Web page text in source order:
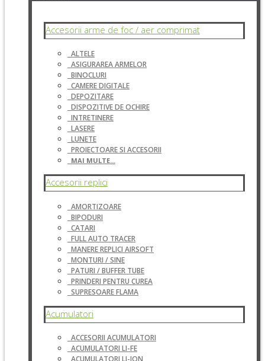
Accesorii arme de foc / aer comprimat
ALTELE
ASIGURAREA ARMELOR
BINOCLURI
CAMERE DIGITALE
DEPOZITARE
DISPOZITIVE DE OCHIRE
INTRETINERE
LASERE
LUNETE
PROIECTOARE SI ACCESORII
MAI MULTE...
Accesorii replici
AMORTIZOARE
BIPODURI
CATARI
FULL AUTO TRACER
MANERE REPLICI AIRSOFT
MONTURI / SINE
PATURI / BUFFER TUBE
PRINDERI PENTRU CUREA
SUPRESOARE FLAMA
Acumulatori
ACCESORII ACUMULATORI
ACUMULATORI LI-FE
ACUMULATORI LI-ION